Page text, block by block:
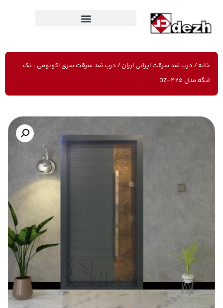
خانه/ درب ضد سرقت ایرانی ارزان/ درب ضد سرقت سری اکونومی ، تک
لنگه مدل DZ-425